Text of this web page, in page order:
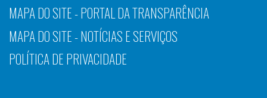
MAPA DO SITE - PORTAL DA TRANSPARÊNCIA
MAPA DO SITE - NOTÍCIAS E SERVIÇOS
POLÍTICA DE PRIVACIDADE